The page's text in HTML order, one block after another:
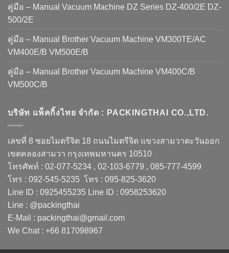
คู่มือ – Manual Vacuum Machine DZ Series DZ-400/2E DZ-
500/2E
คู่มือ – Manual Brother Vacuum Machine VM300TE/AC
VM400E/B VM500E/B
คู่มือ – Manual Brother Vacuum Machine VM400C/B
VM500C/B
บริษัท แพ็คกิ้งไทย จำกัด : PACKINGTHAI CO.,LTD.
เลขที่ 8 ซอยไมตรีจิต 18 ถนนไมตรีจิต แขวงสามวาตะวันออก
เขตคลองสามวา กรุงเทพมหานคร 10510
โทรศัพท์ : 02-077-5234 , 02-103-6779 , 085-777-4599
โทร : 092-545-5235 โทร : 095-825-3620
Line ID : 0925455235 Line ID : 0958253620
Line : @packingthai
E-Mail : packingthai@gmail.com
We Chat : +66 817098967